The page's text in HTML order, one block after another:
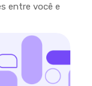
entre você e